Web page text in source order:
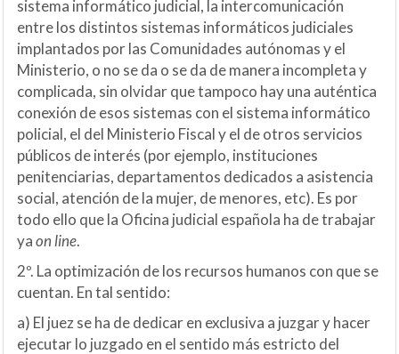
sistema informático judicial, la intercomunicación
entre los distintos sistemas informáticos judiciales
implantados por las Comunidades autónomas y el
Ministerio, o no se da o se da de manera incompleta y
complicada, sin olvidar que tampoco hay una auténtica
conexión de esos sistemas con el sistema informático
policial, el del Ministerio Fiscal y el de otros servicios
públicos de interés (por ejemplo, instituciones
penitenciarias, departamentos dedicados a asistencia
social, atención de la mujer, de menores, etc). Es por
todo ello que la Oficina judicial española ha de trabajar
yaon line.
2º. La optimización de los recursos humanos con que se
cuentan. En tal sentido:
a) El juez se ha de dedicar en exclusiva a juzgar y hacer
ejecutar lo juzgado en el sentido más estricto del